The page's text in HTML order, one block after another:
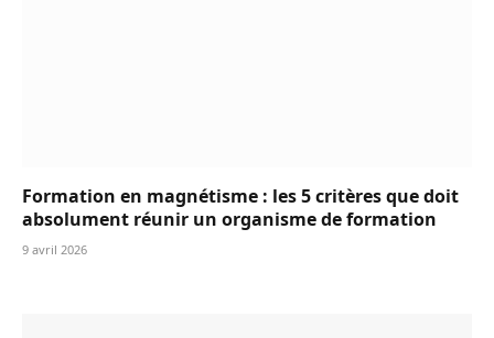
Formation en magnétisme : les 5 critères que doit
absolument réunir un organisme de formation
9 avril 2026